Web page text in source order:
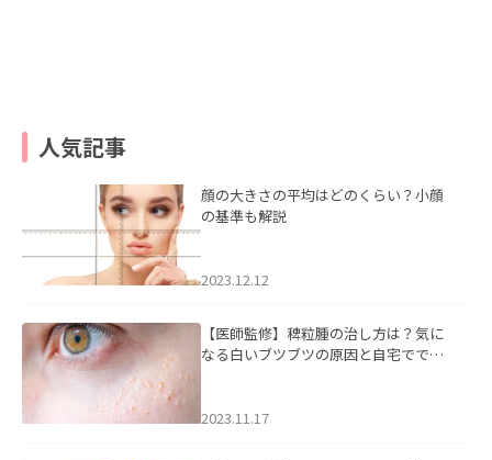
人気記事
顔の大きさの平均はどのくらい？小顔
の基準も解説
2023.12.12
【医師監修】稗粒腫の治し方は？気に
なる白いブツブツの原因と自宅ででき
2023.11.17